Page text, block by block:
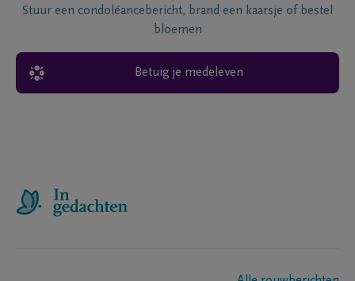
Stuur een condoléancebericht, brand een kaarsje of bestel
bloemen
Betuig je medeleven